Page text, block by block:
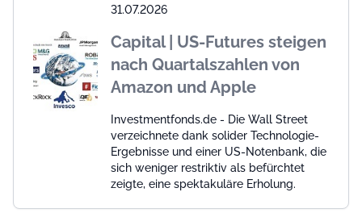
31.07.2026
Capital | US-Futures steigen
nach Quartalszahlen von
Amazon und Apple
Investmentfonds.de - Die Wall Street
verzeichnete dank solider Technologie-
Ergebnisse und einer US-Notenbank, die
sich weniger restriktiv als befürchtet
zeigte, eine spektakuläre Erholung.